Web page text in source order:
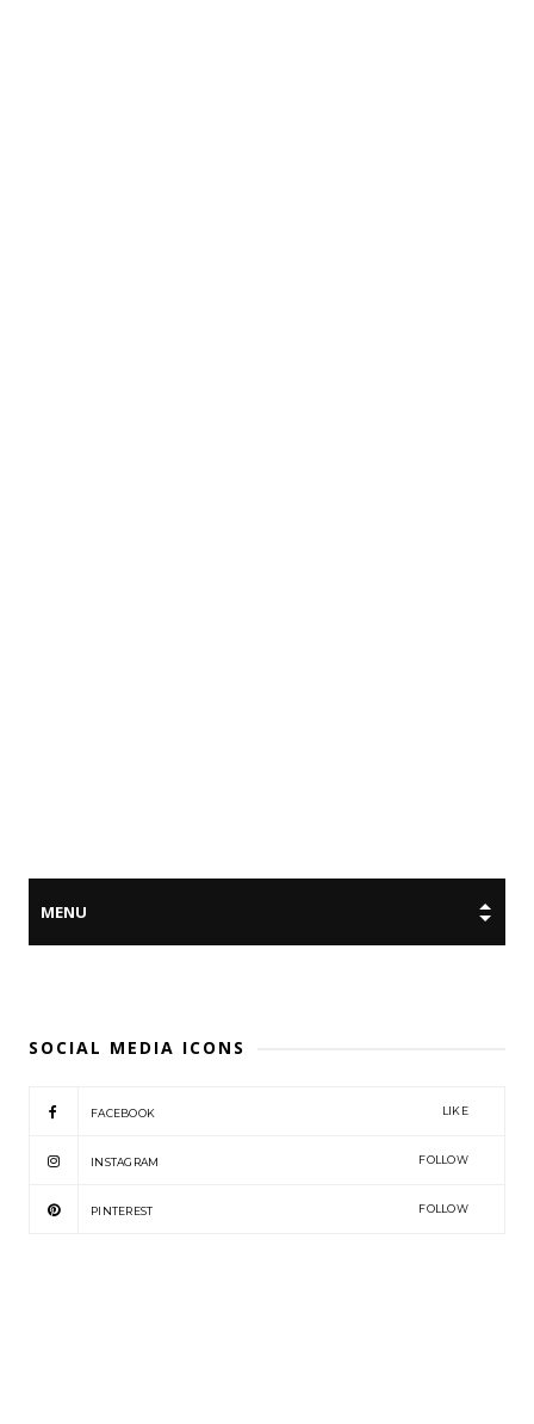
SOCIAL MEDIA ICONS
FACEBOOK LIKE
INSTAGRAM FOLLOW
PINTEREST FOLLOW